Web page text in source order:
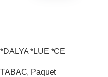
*DALYA *LUE *CE
TABAC, Paquet